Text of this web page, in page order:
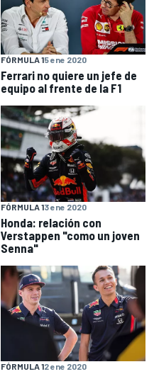
FÓRMULA 15 ene 2020
Ferrari no quiere un jefe de
equipo al frente de la F1
FÓRMULA 13 ene 2020
Honda: relación con
Verstappen "como un joven
Senna"
FÓRMULA 12 ene 2020